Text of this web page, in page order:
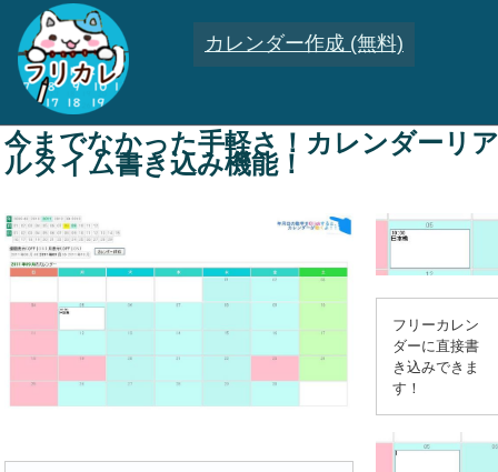
カレンダー作成 (無料)
今までなかった手軽さ！カレンダーリア
ルタイム書き込み機能！
フリーカレン
ダーに直接書
き込みできま
す！